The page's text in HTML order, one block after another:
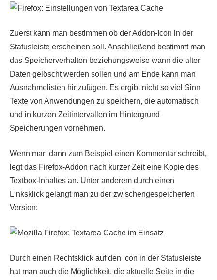
Zuerst kann man bestimmen ob der Addon-Icon in der
Statusleiste erscheinen soll. Anschließend bestimmt man
das Speicherverhalten beziehungsweise wann die alten
Daten gelöscht werden sollen und am Ende kann man
Ausnahmelisten hinzufügen. Es ergibt nicht so viel Sinn
Texte von Anwendungen zu speichern, die automatisch
und in kurzen Zeitintervallen im Hintergrund
Speicherungen vornehmen.
Wenn man dann zum Beispiel einen Kommentar schreibt,
legt das Firefox-Addon nach kurzer Zeit eine Kopie des
Textbox-Inhaltes an. Unter anderem durch einen
Linksklick gelangt man zu der zwischengespeicherten
Version:
Durch einen Rechtsklick auf den Icon in der Statusleiste
hat man auch die Möglichkeit, die aktuelle Seite in die